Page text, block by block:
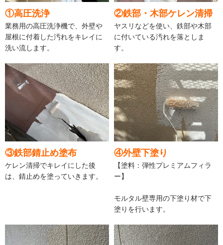
①高圧洗浄
業務用の高圧洗浄機で、外壁や
屋根に付着した汚れをキレイに
洗い流します。
②鉄部・木部ケレン清掃
ヤスリなどを使い、鉄部や木部
に付いている汚れを落としま
す。
③鉄部錆止め塗布
ケレン清掃でキレイにした後
は、錆止めを塗っていきます。
④外壁下塗り
【塗料：弾性プレミアムフィラ
ー】
モルタル壁専用の下塗り材で下
塗りを行います。